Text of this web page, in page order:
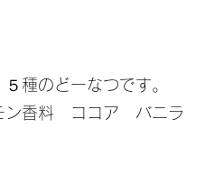
５種のどーなつです。
香料 ココア バニラ